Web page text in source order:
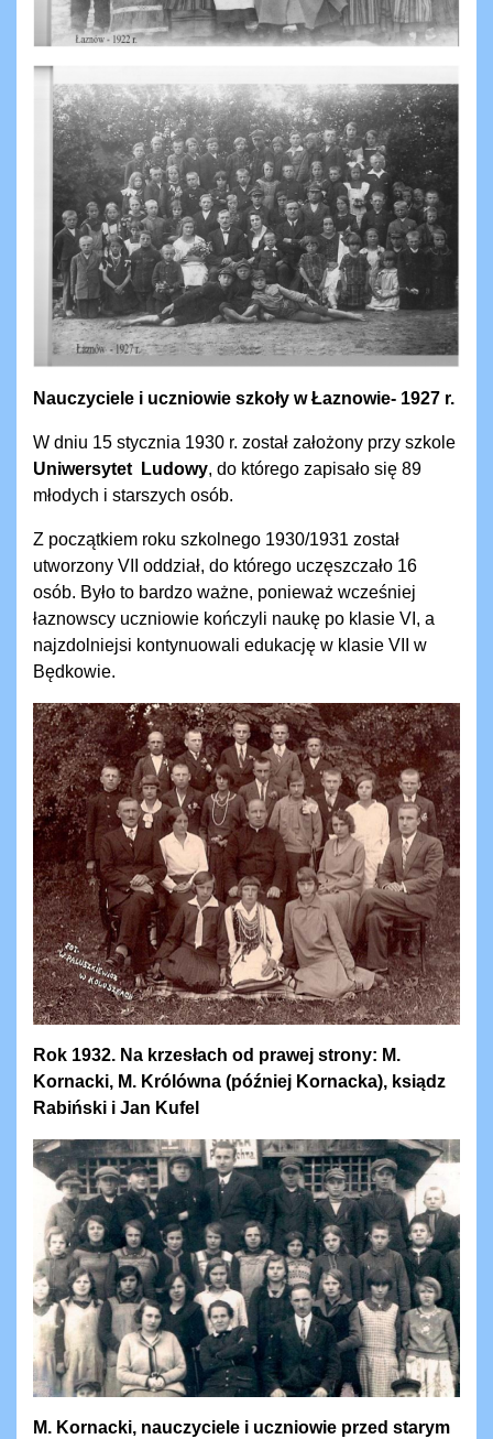
Nauczyciele i uczniowie szkoły w Łaznowie- 1927 r.
W dniu 15 stycznia 1930 r. został założony przy szkole
Uniwersytet
Ludowy, do którego zapisało się 89
młodych i starszych osób.
Z początkiem roku szkolnego 1930/1931 został
utworzony VII oddział, do którego uczęszczało 16
osób. Było to bardzo ważne, ponieważ wcześniej
łaznowscy uczniowie kończyli naukę po klasie VI, a
najzdolniejsi kontynuowali edukację w klasie VII w
Będkowie.
Rok 1932. Na krzesłach od prawej strony: M.
Kornacki, M. Królówna (później Kornacka), ksiądz
Rabiński i Jan Kufel
M. Kornacki, nauczyciele i uczniowie przed starym